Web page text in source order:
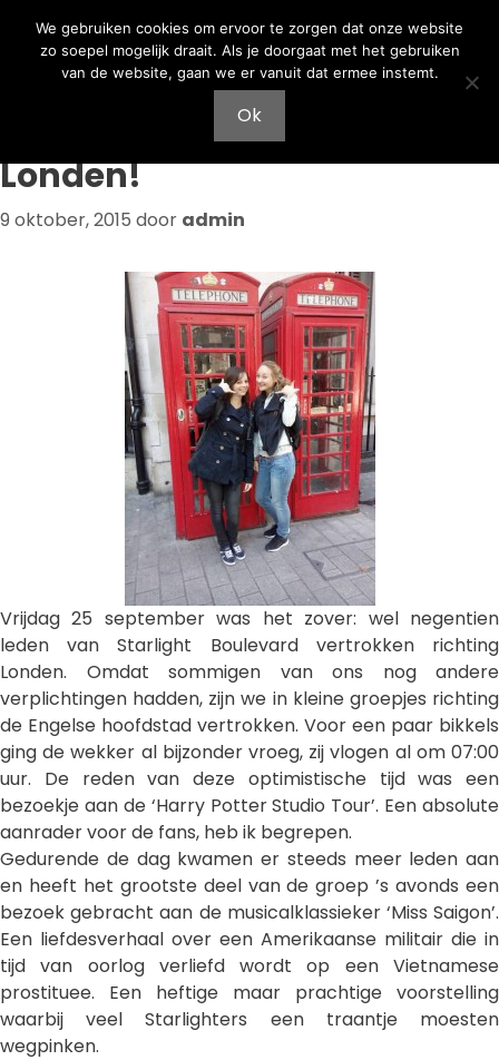
naar
naar
Londen!
9 oktober, 2015 door admin
Vrijdag 25 september was het zover: wel negentien
leden van Starlight Boulevard vertrokken richting
Londen. Omdat sommigen van ons nog andere
verplichtingen hadden, zijn we in kleine groepjes richting
de Engelse hoofdstad vertrokken. Voor een paar bikkels
ging de wekker al bijzonder vroeg, zij vlogen al om 07:00
uur. De reden van deze optimistische tijd was een
bezoekje aan de ‘Harry Potter Studio Tour’. Een absolute
aanrader voor de fans, heb ik begrepen.
Gedurende de dag kwamen er steeds meer leden aan
en heeft het grootste deel van de groep ’s avonds een
bezoek gebracht aan de musicalklassieker ‘Miss Saigon’.
Een liefdesverhaal over een Amerikaanse militair die in
tijd van oorlog verliefd wordt op een Vietnamese
prostituee. Een heftige maar prachtige voorstelling
waarbij veel Starlighters een traantje moesten
wegpinken.
We gebruiken cookies om ervoor te zorgen dat onze website
zo soepel mogelijk draait. Als je doorgaat met het gebruiken
van de website, gaan we er vanuit dat ermee instemt.
Ok